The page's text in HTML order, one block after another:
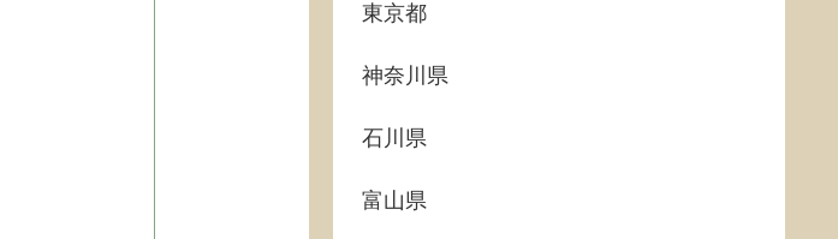
東京都
神奈川県
石川県
富山県